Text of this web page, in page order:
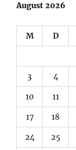
August 2026
M D
3 4
10 11
17 18
24 25